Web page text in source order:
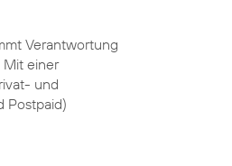
Verantwortung
Mit einer
und
Postpaid)